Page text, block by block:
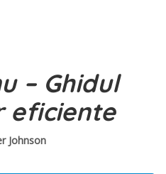
– Ghidul
eficiente
Johnson